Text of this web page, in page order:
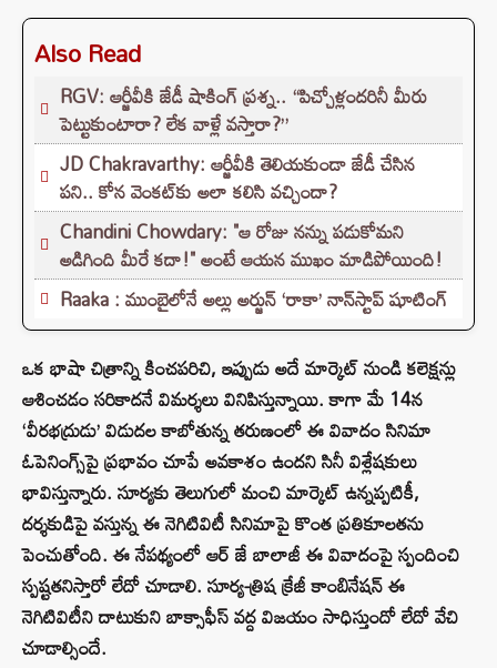
Also Read
RGV: ఆర్జీవీకి జేడీ షాకింగ్ ప్రశ్న.. “పిచ్చోళ్లందరినీ మీరు
పెట్టుకుంటారా? లేక వాళ్లే వస్తారా?”
JD Chakravarthy: ఆర్జీవీకి తెలియకుండా జేడీ చేసిన
పని.. కోన వెంకట్‌కు అలా కలిసి వచ్చిందా?
Chandini Chowdary: "ఆ రోజు నన్ను పడుకోమని
అడిగింది మీరే కదా!" అంటే ఆయన ముఖం మాడిపోయింది!
Raaka : ముంబైలోనే అల్లు అర్జున్ ‘రాకా’ నాన్‌స్టాప్ షూటింగ్
ఒక భాషా చిత్రాన్ని కించపరిచి, ఇప్పుడు అదే మార్కెట్ నుండి కలెక్షన్లు
ఆశించడం సరికాదనే విమర్శలు వినిపిస్తున్నాయి. కాగా మే 14న
‘వీరభద్రుడు’ విడుదల కాబోతున్న తరుణంలో ఈ వివాదం సినిమా
ఓపెనింగ్స్‌పై ప్రభావం చూపే అవకాశం ఉందని సినీ విశ్లేషకులు
భావిస్తున్నారు. సూర్యకు తెలుగులో మంచి మార్కెట్ ఉన్నప్పటికీ,
దర్శకుడిపై వస్తున్న ఈ నెగిటివిటీ సినిమాపై కొంత ప్రతికూలతను
పెంచుతోంది. ఈ నేపథ్యంలో ఆర్ జే బాలాజీ ఈ వివాదంపై స్పందించి
స్పష్టతనిస్తారో లేదో చూడాలి. సూర్య-త్రిష క్రేజీ కాంబినేషన్ ఈ
నెగిటివిటీని దాటుకుని బాక్సాఫీస్ వద్ద విజయం సాధిస్తుందో లేదో వేచి
చూడాల్సిందే.